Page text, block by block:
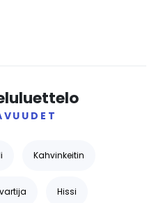
Kahvinkeitin
Hissi